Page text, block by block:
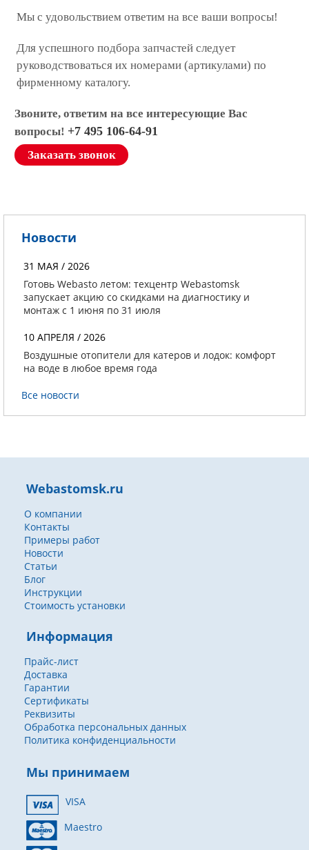
Мы с удовольствием ответим на все ваши вопросы!
Для успешного подбора запчастей следует
руководствоваться их номерами (артикулами) по
фирменному каталогу.
Звоните, ответим на все интересующие Вас
вопросы! +7 495 106-64-91
Заказать звонок
Новости
31 МАЯ / 2026
Готовь Webasto летом: техцентр Webastomsk
запускает акцию со скидками на диагностику и
монтаж с 1 июня по 31 июля
10 АПРЕЛЯ / 2026
Воздушные отопители для катеров и лодок: комфорт
на воде в любое время года
Все новости
Webastomsk.ru
О компании
Контакты
Примеры работ
Новости
Статьи
Блог
Инструкции
Стоимость установки
Информация
Прайс-лист
Доставка
Гарантии
Сертификаты
Реквизиты
Обработка персональных данных
Политика конфиденциальности
Мы принимаем
VISA
Maestro